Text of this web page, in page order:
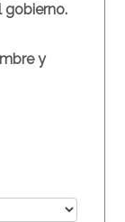
gobierno.
y